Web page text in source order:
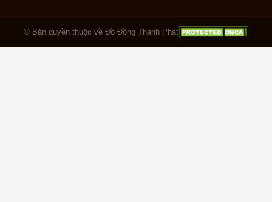
© Bản quyền thuộc về Đồ Đồng Thành Phát